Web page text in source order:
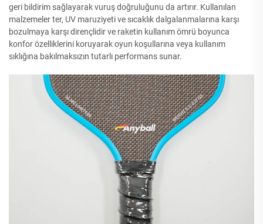
geri bildirim sağlayarak vuruş doğruluğunu da artırır. Kullanılan
malzemeler ter, UV maruziyeti ve sıcaklık dalgalanmalarına karşı
bozulmaya karşı dirençlidir ve raketin kullanım ömrü boyunca
konfor özelliklerini koruyarak oyun koşullarına veya kullanım
sıklığına bakılmaksızın tutarlı performans sunar.